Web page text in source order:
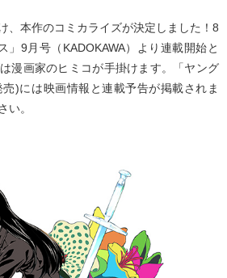
、本作のコミカライズが決定しました！8
」9月号（KADOKAWA）より連載開始と
漫画家のヒミコが手掛けます。「ヤング
)には映画情報と連載予告が掲載されま
い。